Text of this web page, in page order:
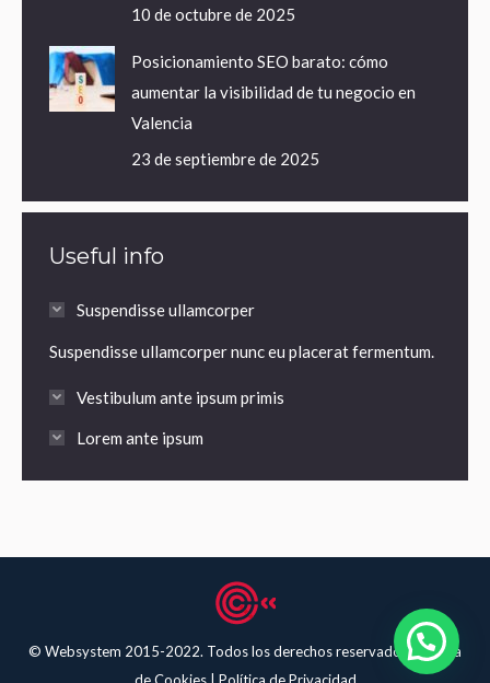
10 de octubre de 2025
Posicionamiento SEO barato: cómo
aumentar la visibilidad de tu negocio en
Valencia
23 de septiembre de 2025
Useful info
Suspendisse ullamcorper
Suspendisse ullamcorper nunc eu placerat fermentum.
Vestibulum ante ipsum primis
Lorem ante ipsum
© Websystem 2015-2022. Todos los derechos reservados. Política